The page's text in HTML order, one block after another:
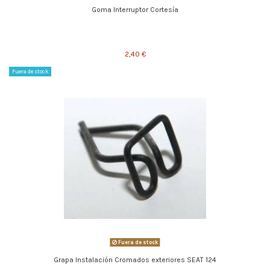
Goma Interruptor Cortesía
2,40 €
Fuera de stock
Fuera de stock
Grapa Instalación Cromados exteriores SEAT 124